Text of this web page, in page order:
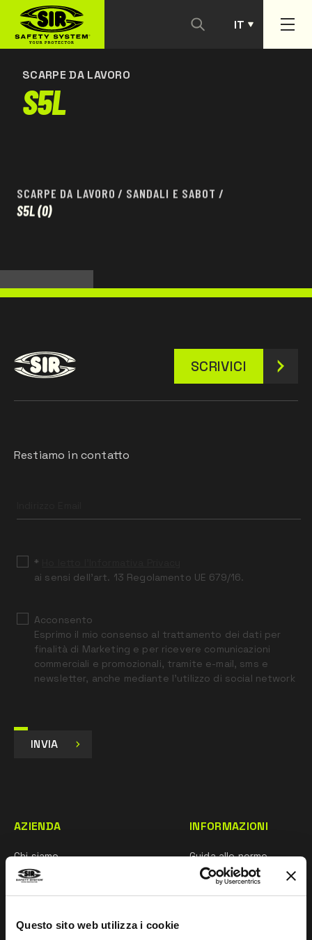
Questo sito web utilizza i cookie
IT
PT
SCARPE DA LAVORO
S5L
SCARPE DA LAVORO / SANDALI E SABOT /
S5L(0)
SCRIVICI
Restiamo in contatto
field
*
ai sensi dell’art. 13 Regolamento UE 679/16.
Acconsento
Esprimo il mio consenso al trattamento dei dati per
finalità di Marketing e per ricevere comunicazioni
commerciali e promozionali, tramite e-mail, sms e
newsletter, anche mediante l’utilizzo di social network
INVIA
AZIENDA
Chi siamo
Rete commerciale
Mentalità sportiva
INFORMAZIONI
Guida alle norme
Whistleblowing
CONTATTACI